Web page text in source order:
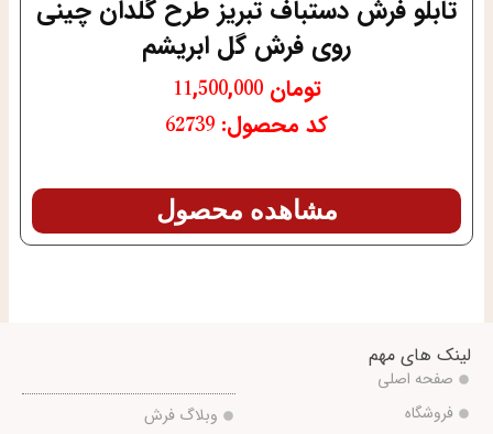
تابلو فرش دستباف تبریز طرح گلدان چینی
روی فرش گل ابریشم
تومان 11,500,000
کد محصول: 62739
مشاهده محصول
لینک های مهم
صفحه اصلی
فروشگاه
وبلاگ فرش